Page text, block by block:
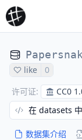
like
0
许可证: CC0
数据集介绍
在 datasets